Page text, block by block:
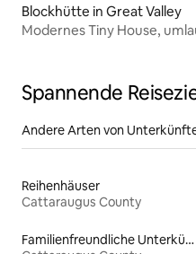
Blockhütte in Great Valley
Modernes Tiny House,
Spannende
Andere Arten von
Reihenhäuser
Cattaraugus County
Familienfreundliche Unterkünfte